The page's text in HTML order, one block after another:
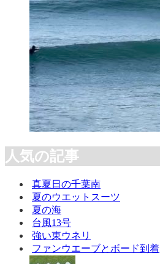
人気の記事
真夏日の千葉南
夏のウエットスーツ
夏の海
台風13号
強い東ウネリ
ファンウエーブとボード到着